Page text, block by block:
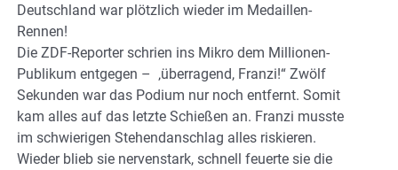
Deutschland war plötzlich wieder im Medaillen-
Rennen!
Die ZDF-Reporter schrien ins Mikro dem Millionen-
Publikum entgegen – ‚überragend, Franzi!“ Zwölf
Sekunden war das Podium nur noch entfernt. Somit
kam alles auf das letzte Schießen an. Franzi musste
im schwierigen Stehendanschlag alles riskieren.
Wieder blieb sie nervenstark, schnell feuerte sie die